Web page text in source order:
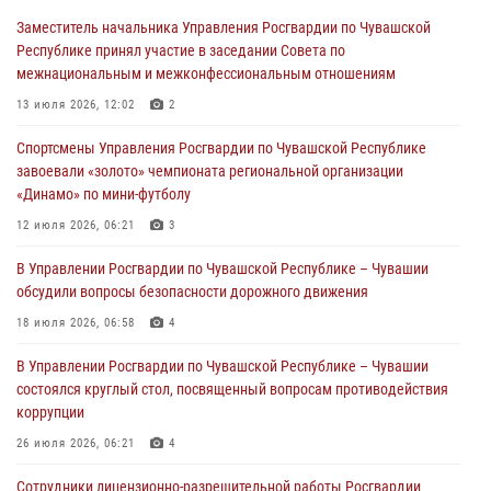
Кражу из магазина пресекли сотрудники Росгвардии в Чебоксарах
посетителя ночного клуба
В Чувашии сотрудники Росгвардии обеспечили безопасность во
03 августа 2026, 10:34
В июле сотрудники вневедомственной охраны Росгвардии
правонарушений
03 августа 2026, 08:20
Заместитель начальника Управления Росгвардии по Чувашской
Республике принял участие в заседании Совета по
межнациональным и межконфессиональным отношениям
13 июля 2026, 12:02 2
Спортсмены Управления Росгвардии по Чувашской Республике
завоевали «золото» чемпионата региональной организации
«Динамо» по мини-футболу
12 июля 2026, 06:21 3
В Управлении Росгвардии по Чувашской Республике – Чувашии
обсудили вопросы безопасности дорожного движения
18 июля 2026, 06:58 4
В Управлении Росгвардии по Чувашской Республике – Чувашии
состоялся круглый стол, посвященный вопросам противодействия
коррупции
26 июля 2026, 06:21 4
Сотрудники лицензионно-разрешительной работы Росгвардии